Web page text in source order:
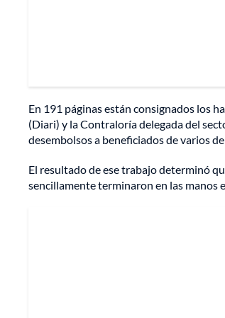
En 191 páginas están consignados los
(Diari) y la Contraloría delegada del
desembolsos a beneficiados de varios
El resultado de ese trabajo determinó
sencillamente terminaron en las manos